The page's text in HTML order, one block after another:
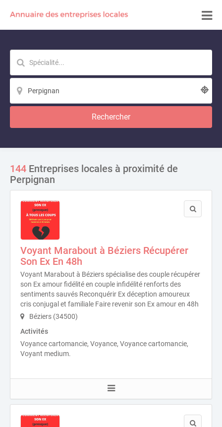
Rechercher
144 Entreprises locales à proximité de
Perpignan
Voyant Marabout à Béziers Récupérer
Son Ex En 48h
Voyant Marabout à Béziers spécialise des couple récupérer
son Ex amour fidélité en couple infidélité renforts des
sentiments sauvés Reconquérir Ex déception amoureux
cris conjugal et familiale Faire revenir son Ex amour en 48h
Béziers (34500)
Activités
Voyance cartomancie, Voyance, Voyance cartomancie,
Voyant medium.